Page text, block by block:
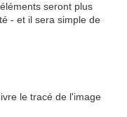
seront plus
- et il sera simple de
le tracé de l'image